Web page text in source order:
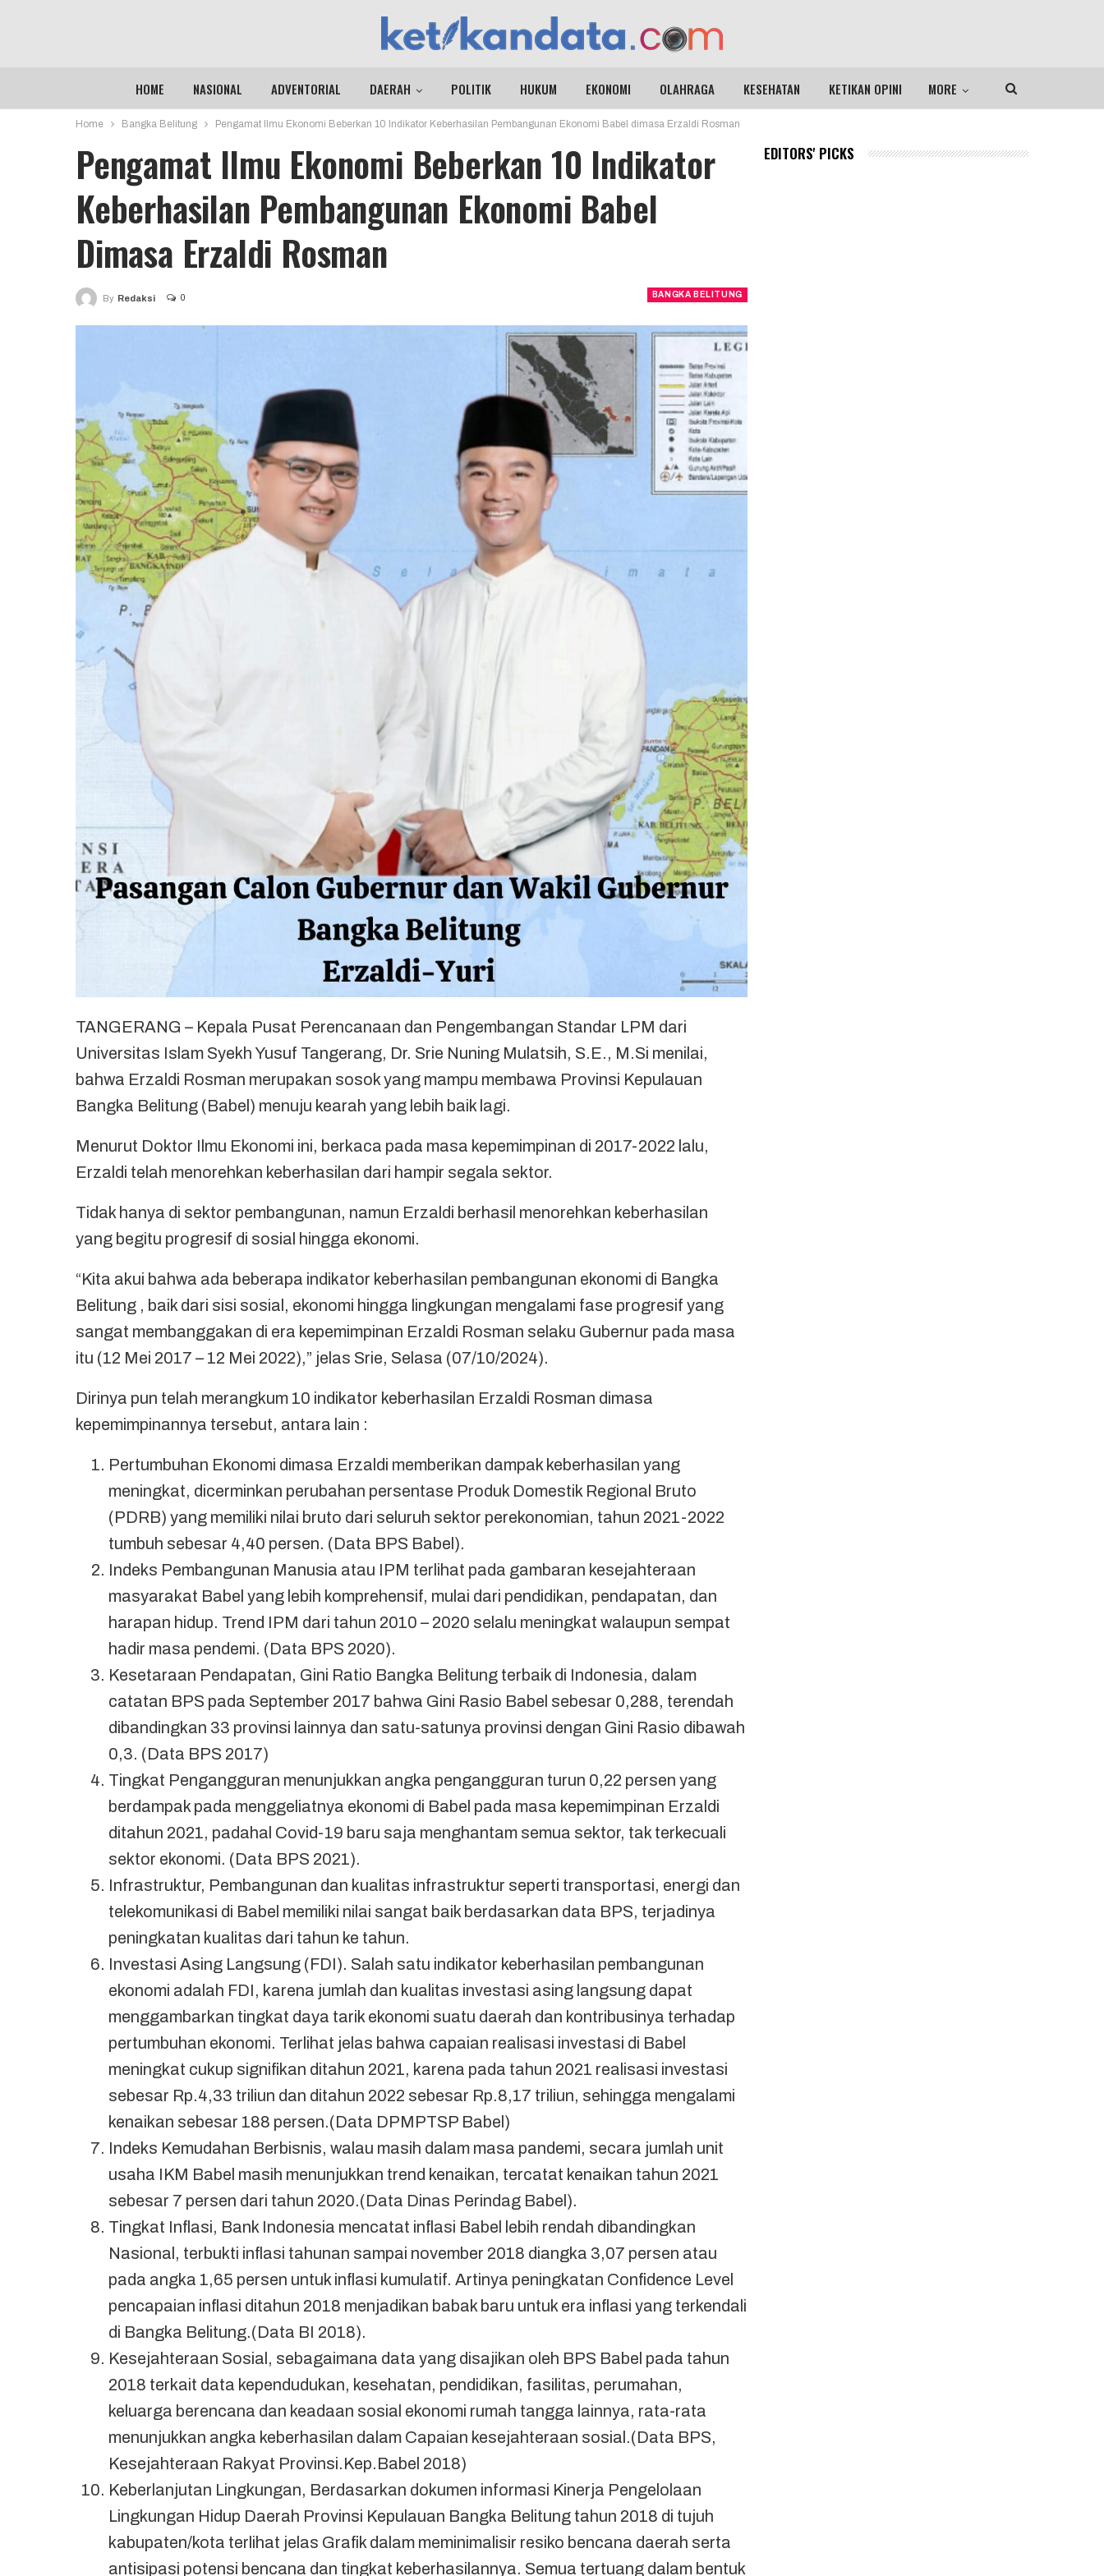
HOME NASIONAL ADVENTORIAL DAERAH POLITIK HUKUM EKONOMI OLAHRAGA KESEHATAN KETIKAN OPINI MORE
Home Bangka Belitung Pengamat Ilmu Ekonomi Beberkan 10 Indikator Keberhasilan Pembangunan Ekonomi Babel dimasa Erzaldi Rosman
Pengamat Ilmu Ekonomi Beberkan 10 Indikator
Keberhasilan Pembangunan Ekonomi Babel
Dimasa Erzaldi Rosman
BANGKA BELITUNG
By Redaksi 0
TANGERANG – Kepala Pusat Perencanaan dan Pengembangan Standar LPM dari
Universitas Islam Syekh Yusuf Tangerang, Dr. Srie Nuning Mulatsih, S.E., M.Si menilai,
bahwa Erzaldi Rosman merupakan sosok yang mampu membawa Provinsi Kepulauan
Bangka Belitung (Babel) menuju kearah yang lebih baik lagi.
Menurut Doktor Ilmu Ekonomi ini, berkaca pada masa kepemimpinan di 2017-2022 lalu,
Erzaldi telah menorehkan keberhasilan dari hampir segala sektor.
Tidak hanya di sektor pembangunan, namun Erzaldi berhasil menorehkan keberhasilan
yang begitu progresif di sosial hingga ekonomi.
“Kita akui bahwa ada beberapa indikator keberhasilan pembangunan ekonomi di Bangka
Belitung , baik dari sisi sosial, ekonomi hingga lingkungan mengalami fase progresif yang
sangat membanggakan di era kepemimpinan Erzaldi Rosman selaku Gubernur pada masa
itu (12 Mei 2017 – 12 Mei 2022),” jelas Srie, Selasa (07/10/2024).
Dirinya pun telah merangkum 10 indikator keberhasilan Erzaldi Rosman dimasa
kepemimpinannya tersebut, antara lain :
Pertumbuhan Ekonomi dimasa Erzaldi memberikan dampak keberhasilan yang
meningkat, dicerminkan perubahan persentase Produk Domestik Regional Bruto
(PDRB) yang memiliki nilai bruto dari seluruh sektor perekonomian, tahun 2021-2022
tumbuh sebesar 4,40 persen. (Data BPS Babel).
Indeks Pembangunan Manusia atau IPM terlihat pada gambaran kesejahteraan
masyarakat Babel yang lebih komprehensif, mulai dari pendidikan, pendapatan, dan
harapan hidup. Trend IPM dari tahun 2010 – 2020 selalu meningkat walaupun sempat
hadir masa pendemi. (Data BPS 2020).
Kesetaraan Pendapatan, Gini Ratio Bangka Belitung terbaik di Indonesia, dalam
catatan BPS pada September 2017 bahwa Gini Rasio Babel sebesar 0,288, terendah
dibandingkan 33 provinsi lainnya dan satu-satunya provinsi dengan Gini Rasio dibawah
0,3. (Data BPS 2017)
Tingkat Pengangguran menunjukkan angka pengangguran turun 0,22 persen yang
berdampak pada menggeliatnya ekonomi di Babel pada masa kepemimpinan Erzaldi
ditahun 2021, padahal Covid-19 baru saja menghantam semua sektor, tak terkecuali
sektor ekonomi. (Data BPS 2021).
Infrastruktur, Pembangunan dan kualitas infrastruktur seperti transportasi, energi dan
telekomunikasi di Babel memiliki nilai sangat baik berdasarkan data BPS, terjadinya
peningkatan kualitas dari tahun ke tahun.
Investasi Asing Langsung (FDI). Salah satu indikator keberhasilan pembangunan
ekonomi adalah FDI, karena jumlah dan kualitas investasi asing langsung dapat
menggambarkan tingkat daya tarik ekonomi suatu daerah dan kontribusinya terhadap
pertumbuhan ekonomi. Terlihat jelas bahwa capaian realisasi investasi di Babel
meningkat cukup signifikan ditahun 2021, karena pada tahun 2021 realisasi investasi
sebesar Rp.4,33 triliun dan ditahun 2022 sebesar Rp.8,17 triliun, sehingga mengalami
kenaikan sebesar 188 persen.(Data DPMPTSP Babel)
Indeks Kemudahan Berbisnis, walau masih dalam masa pandemi, secara jumlah unit
usaha IKM Babel masih menunjukkan trend kenaikan, tercatat kenaikan tahun 2021
sebesar 7 persen dari tahun 2020.(Data Dinas Perindag Babel).
Tingkat Inflasi, Bank Indonesia mencatat inflasi Babel lebih rendah dibandingkan
Nasional, terbukti inflasi tahunan sampai november 2018 diangka 3,07 persen atau
pada angka 1,65 persen untuk inflasi kumulatif. Artinya peningkatan Confidence Level
pencapaian inflasi ditahun 2018 menjadikan babak baru untuk era inflasi yang terkendali
di Bangka Belitung.(Data BI 2018).
Kesejahteraan Sosial, sebagaimana data yang disajikan oleh BPS Babel pada tahun
2018 terkait data kependudukan, kesehatan, pendidikan, fasilitas, perumahan,
keluarga berencana dan keadaan sosial ekonomi rumah tangga lainnya, rata-rata
menunjukkan angka keberhasilan dalam Capaian kesejahteraan sosial.(Data BPS,
Kesejahteraan Rakyat Provinsi.Kep.Babel 2018)
Keberlanjutan Lingkungan, Berdasarkan dokumen informasi Kinerja Pengelolaan
Lingkungan Hidup Daerah Provinsi Kepulauan Bangka Belitung tahun 2018 di tujuh
kabupaten/kota terlihat jelas Grafik dalam meminimalisir resiko bencana daerah serta
antisipasi potensi bencana dan tingkat keberhasilannya. Semua tertuang dalam bentuk
EDITORS' PICKS